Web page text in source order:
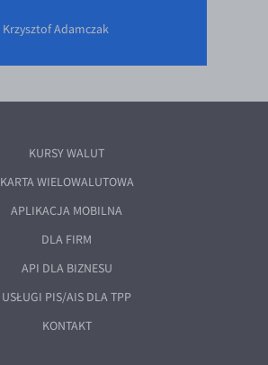
Krzysztof Adamczak
KURSY WALUT
KARTA WIELOWALUTOWA
APLIKACJA MOBILNA
DLA FIRM
API DLA BIZNESU
USŁUGI PIS/AIS DLA TPP
KONTAKT